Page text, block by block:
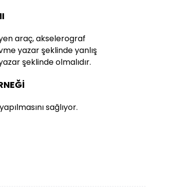
araç, akselerograf
yazar şeklinde yanlış
şeklinde olmalıdır.
sağlıyor.